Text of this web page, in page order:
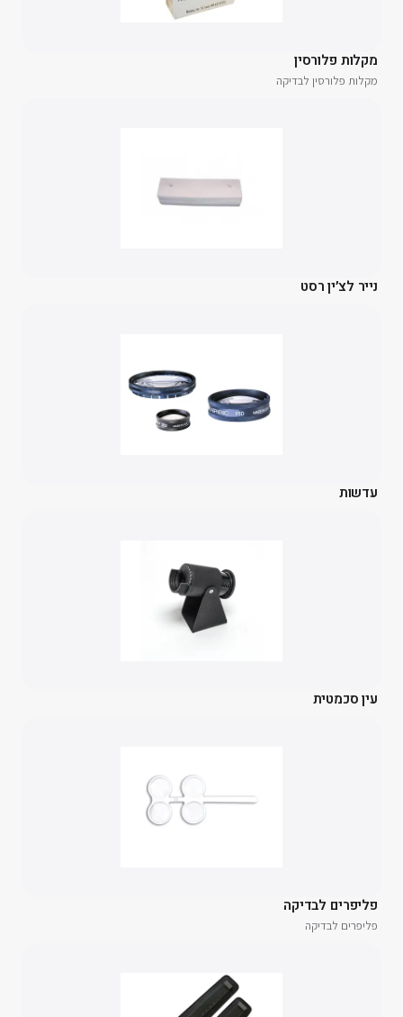
מקלות פלורסין
מקלות פלורסין לבדיקה
נייר לצ׳ין רסט
עדשות
עין סכמטית
פליפרים לבדיקה
פליפרים לבדיקה